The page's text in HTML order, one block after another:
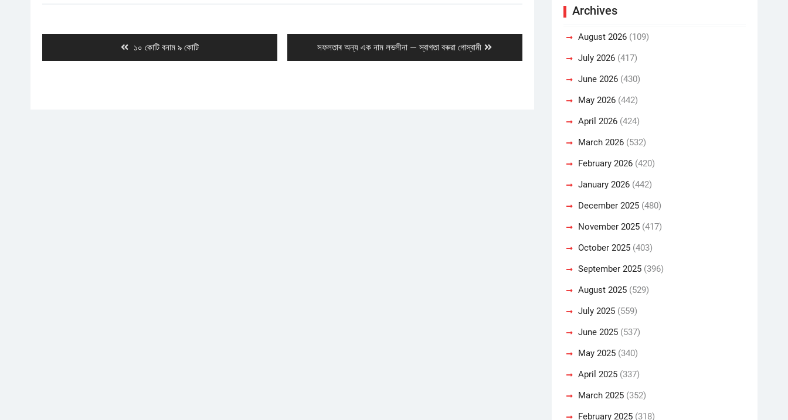
Previous
post:
১০ কোটি বনাম ৯ কোটি
Next
post:
সফলতাৰ অন্য এক নাম লভলীনা — স্বাগতা বৰুৱা গোস্বামী
Archives
August 2026 (109)
July 2026 (417)
June 2026 (430)
May 2026 (442)
April 2026 (424)
March 2026 (532)
February 2026 (420)
January 2026 (442)
December 2025 (480)
November 2025 (417)
October 2025 (403)
September 2025 (396)
August 2025 (529)
July 2025 (559)
June 2025 (537)
May 2025 (340)
April 2025 (337)
March 2025 (352)
February 2025 (318)